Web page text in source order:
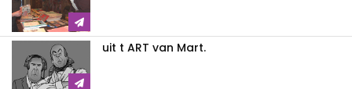
uit t ART van Mart.